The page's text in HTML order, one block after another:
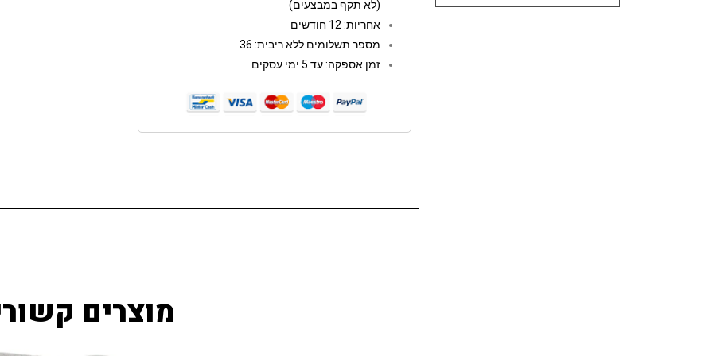
(לא תקף במבצעים)
אחריות: 12 חודשים
מספר תשלומים ללא ריבית: 36
זמן אספקה: עד 5 ימי עסקים
מוצרים